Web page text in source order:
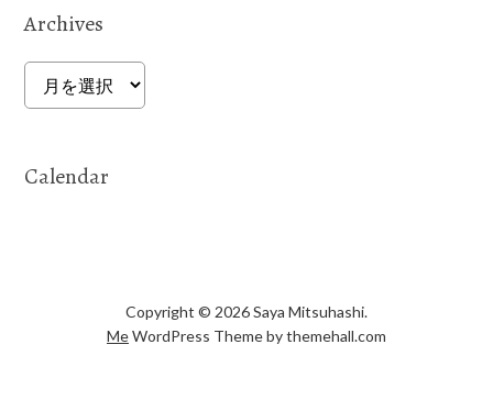
Archives
Archives
Calendar
Copyright © 2026 Saya Mitsuhashi.
MeWordPress Theme by themehall.com